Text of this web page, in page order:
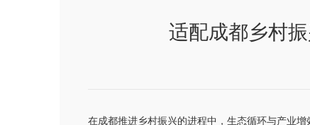
适配成都乡村
在成都推进乡村振兴的进程中，生态循环与产业